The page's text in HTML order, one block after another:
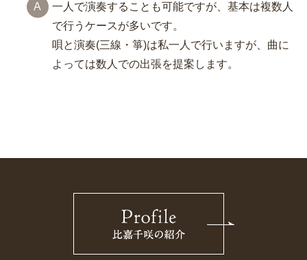
一人で演奏することも可能ですが、基本は複数人
で行うケースが多いです。
唄と演奏(三線・箏)は私一人で行いますが、曲に
よっては数人での出張を提案します。